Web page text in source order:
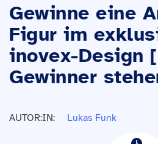
Gewinne eine
Figur im
inovex-Design
Gewinner
AUTOR:IN: Lukas Funk